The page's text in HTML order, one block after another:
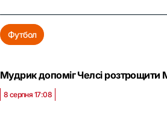
Футбол
Мудрик допоміг Челсі розтрощити
8 серпня 17:08